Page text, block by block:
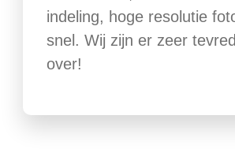
indeling, hoge resolutie
snel. Wij zijn er zeer
over!